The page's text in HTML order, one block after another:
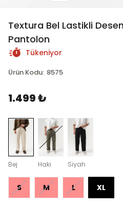
Textura Bel Lastikli
Pantolon
Tükeniyor
Ürün Kodu: 8575
1.499 ₺
Bej Haki Siyah
S M L XL